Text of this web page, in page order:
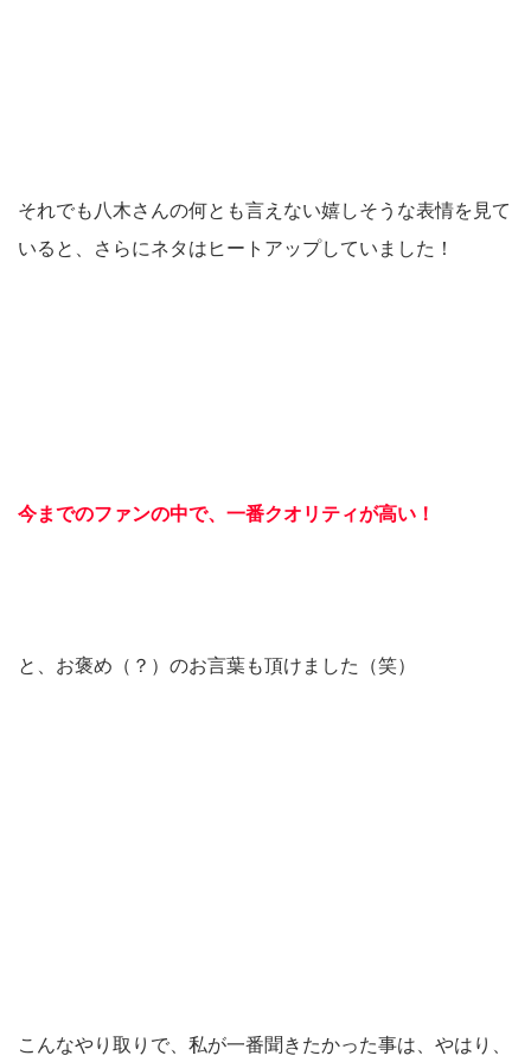
それでも八木さんの何とも言えない嬉しそうな表情を見て
いると、さらにネタはヒートアップしていました！
今までのファンの中で、一番クオリティが高い！
と、お褒め（？）のお言葉も頂けました（笑）
こんなやり取りで、私が一番聞きたかった事は、やはり、